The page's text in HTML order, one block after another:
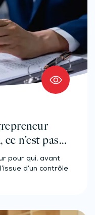
n’est pas
pour qui, avant
d’un contrôle